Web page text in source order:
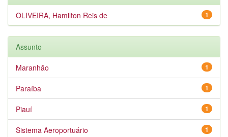
1
OLIVEIRA, Hamilton Reis de
Assunto
1
Maranhão
1
Paraíba
1
Piauí
1
Sistema Aeroportuário